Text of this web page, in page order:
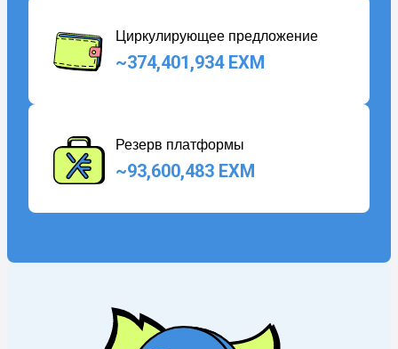
Циркулирующее предложение
~374,401,934 EXM
Резерв платформы
~93,600,483 EXM